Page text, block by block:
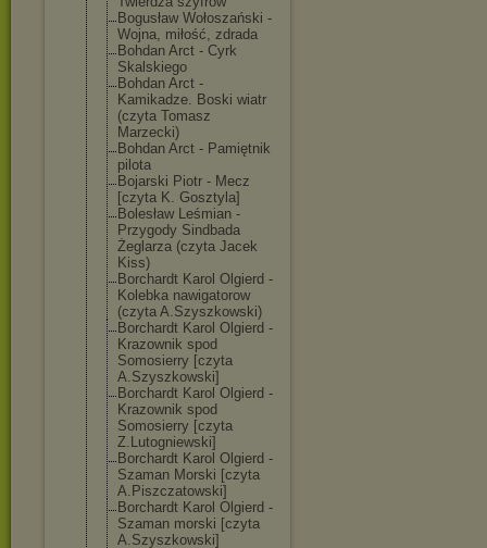
Bogusław Wołoszański -
Wojna, miłość, zdrada
Bohdan Arct - Cyrk
Skalskiego
Bohdan Arct -
Kamikadze. Boski wiatr
(czyta Tomasz
Marzecki)
Bohdan Arct - Pamiętnik
pilota
Bojarski Piotr - Mecz
[czyta K. Gosztyla]
Bolesław Leśmian -
Przygody Sindbada
Żeglarza (czyta Jacek
Kiss)
Borchardt Karol Olgierd -
Kolebka nawigatorow
(czyta A.Szyszkowski)
Borchardt Karol Olgierd -
Krazownik spod
Somosierry [czyta
A.Szyszkowski]
Borchardt Karol Olgierd -
Krazownik spod
Somosierry [czyta
Z.Lutogniewski]
Borchardt Karol Olgierd -
Szaman Morski [czyta
A.Piszczatowski]
Borchardt Karol Olgierd -
Szaman morski [czyta
A.Szyszkowski]